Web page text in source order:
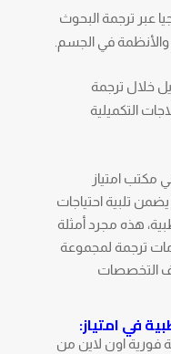
عبر ترجمة البحوث
في الجسم.
خلال ترجمة
التكميلية
امتياز
تلبية احتياجات
هذه مجرد أمثلة
ترجمة لمجموعة
التخصصات
في امتياز:
اون لاين من